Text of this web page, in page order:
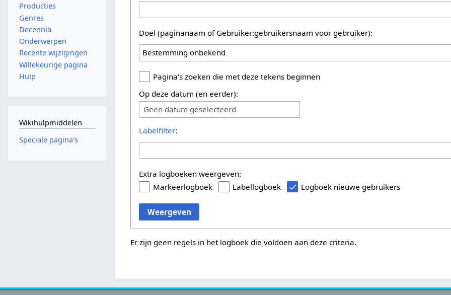
Doel (paginanaam of Gebruiker:gebruikersnaam voor gebruiker):
Pagina's zoeken die met deze tekens beginnen
Op deze datum (en eerder):
Geen datum geselecteerd
Labelfilter:
Extra logboeken weergeven:
Markeerlogboek
Labellogboek Logboek nieuwe gebruikers
Weergeven
Er zijn geen regels in het logboek die voldoen aan deze criteria.
Producties
Genres
Decennia
Onderwerpen
Recente wijzigingen
Willekeurige pagina
Hulp
Wikihulpmiddelen
Speciale pagina's